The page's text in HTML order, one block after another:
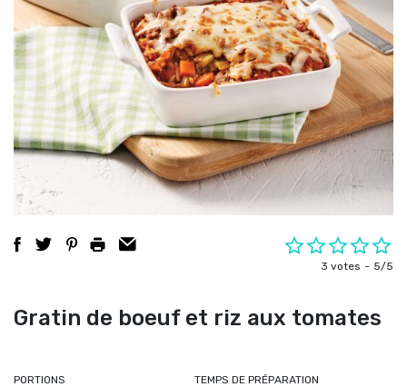
3 votes 5/5
Gratin de boeuf et riz aux tomates
PORTIONS TEMPS DE PRÉPARATION